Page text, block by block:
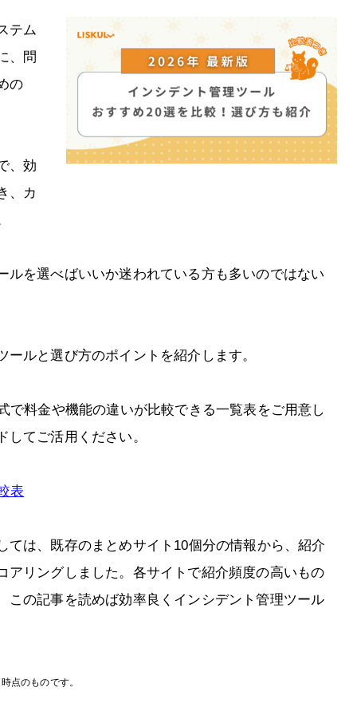
テム
、問
の
、効
、カ
ルを選べばいいか迷われている方も多いのではない
ルと選び方のポイントを紹介します。
で料金や機能の違いが比較できる一覧表をご用意し
てご活用ください。
表
は、既存のまとめサイト10個分の情報から、紹介
アリングしました。各サイトで紹介頻度の高いもの
この記事を読めば効率良くインシデント管理ツール
点のものです。